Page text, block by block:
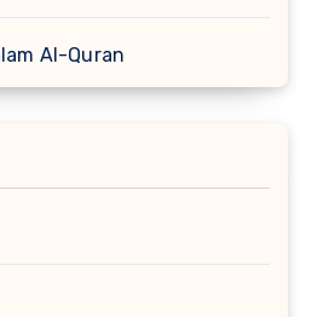
Al-Quran